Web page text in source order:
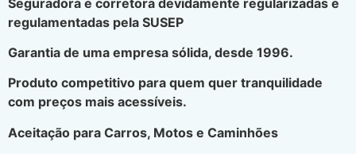
regulamentadas pela SUSEP
Garantia de uma empresa sólida, desde 1996.
Produto competitivo para quem quer tranquilidade
com preços mais acessíveis.
Aceitação para Carros, Motos e Caminhões